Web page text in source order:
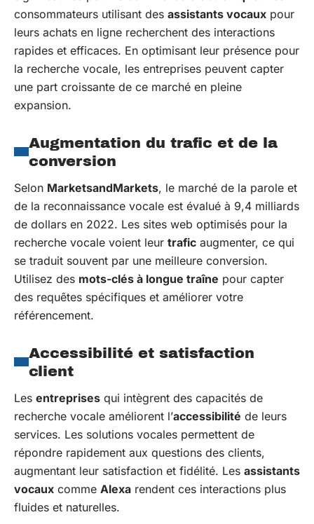
consommateurs utilisant des assistants vocaux pour
leurs achats en ligne recherchent des interactions
rapides et efficaces. En optimisant leur présence pour
la recherche vocale, les entreprises peuvent capter
une part croissante de ce marché en pleine
expansion.
Augmentation du trafic et de la
conversion
Selon MarketsandMarkets, le marché de la parole et
de la reconnaissance vocale est évalué à 9,4 milliards
de dollars en 2022. Les sites web optimisés pour la
recherche vocale voient leur trafic augmenter, ce qui
se traduit souvent par une meilleure conversion.
Utilisez des mots-clés à longue traîne pour capter
des requêtes spécifiques et améliorer votre
référencement.
Accessibilité et satisfaction
client
Les entreprises qui intègrent des capacités de
recherche vocale améliorent l’accessibilité de leurs
services. Les solutions vocales permettent de
répondre rapidement aux questions des clients,
augmentant leur satisfaction et fidélité. Les assistants
vocaux comme Alexa rendent ces interactions plus
fluides et naturelles.